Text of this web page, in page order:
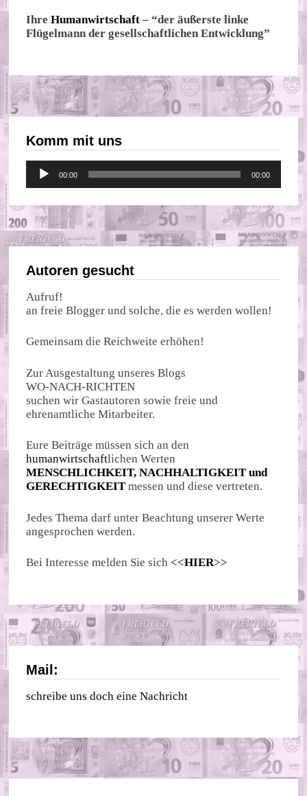
IhreHumanwirtschaft – “der äußerste linke
Flügelmann der gesellschaftlichen Entwicklung”
Komm mit uns
Audio-
Player
00:00 00:00
Autoren gesucht
Aufruf!
an freie Blogger und solche, die es werden wollen!
Gemeinsam die Reichweite erhöhen!
Zur Ausgestaltung unseres Blogs
WO-NACH-RICHTEN
suchen wir Gastautoren sowie freie und
ehrenamtliche Mitarbeiter.
Eure Beiträge müssen sich an den
humanwirtschaftlichen Werten
MENSCHLICHKEIT, NACHHALTIGKEIT und
GERECHTIGKEIT messen und diese vertreten.
Jedes Thema darf unter Beachtung unserer Werte
angesprochen werden.
Bei Interesse melden Sie sich <<HIER>>
Mail:
schreibe uns doch eine Nachricht